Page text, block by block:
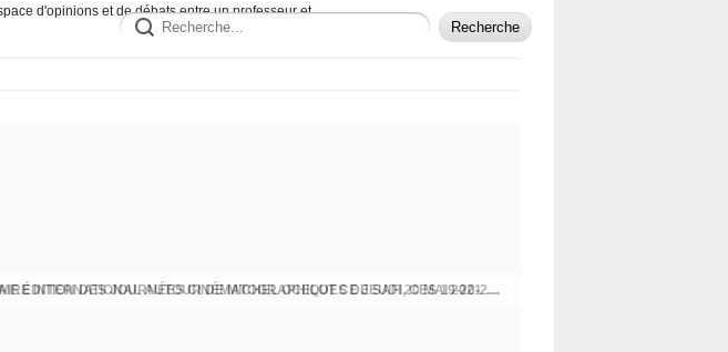
d'opinions et de débats entre un professeur et
LA 15ÈME ÉDITION DES JOURNÉES CINÉMATOGRAPHIQUES DE SAFI, CES 19-20-21 MAI !